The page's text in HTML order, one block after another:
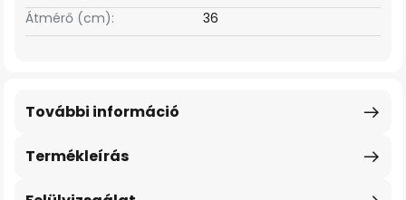
Átmérő (cm):
36
Termékleírás
További információ